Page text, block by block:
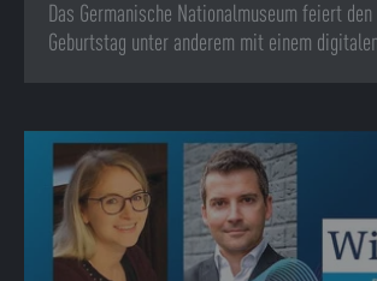
Das Germanische Nationalmuseum feiert den
Geburtstag unter anderem mit einem